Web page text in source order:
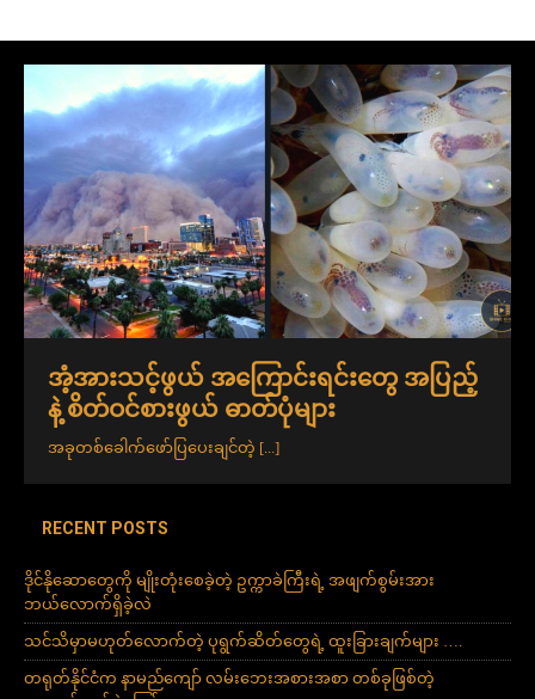
အံ့အားသင့်ဖွယ် အကြောင်းရင်းတွေ အပြည့်
နဲ့ စိတ်ဝင်စားဖွယ် ဓာတ်ပုံများ
အခုတစ်ခေါက်ဖော်ပြပေးချင်တဲ့ [...]
RECENT POSTS
ဒိုင်နိုဆောတွေကို မျိုးတုံးစေခဲ့တဲ့ ဥက္ကာခဲကြီးရဲ့ အဖျက်စွမ်းအား
ဘယ်လောက်ရှိခဲ့လဲ
သင်သိမှာမဟုတ်လောက်တဲ့ ပုရွက်ဆိတ်တွေရဲ့ ထူးခြားချက်များ ….
တရုတ်နိုင်ငံက နာမည်ကျော် လမ်းဘေးအစားအစာ တစ်ခုဖြစ်တဲ့